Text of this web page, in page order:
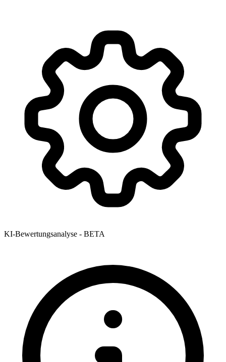
KI-Bewertungsanalyse - BETA